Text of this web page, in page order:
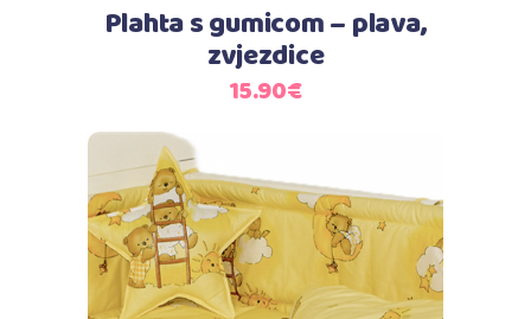
Plahta s gumicom – plava,
zvjezdice
15.90€